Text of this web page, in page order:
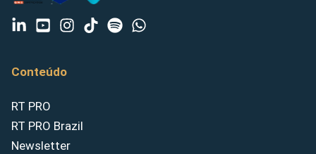
Conteúdo
RT PRO
RT PRO Brazil
Newsletter